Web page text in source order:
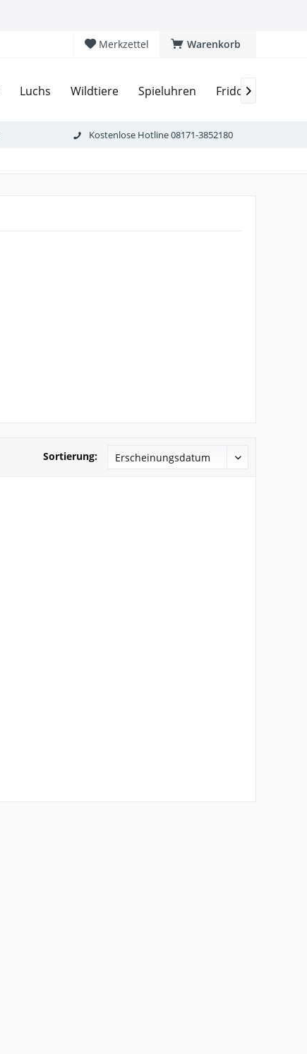
Warenkorb
Merkzettel
Luchs Wildtiere Spieluhren Fridolin

Kostenlose Hotline 08171-3852180
Sortierung: